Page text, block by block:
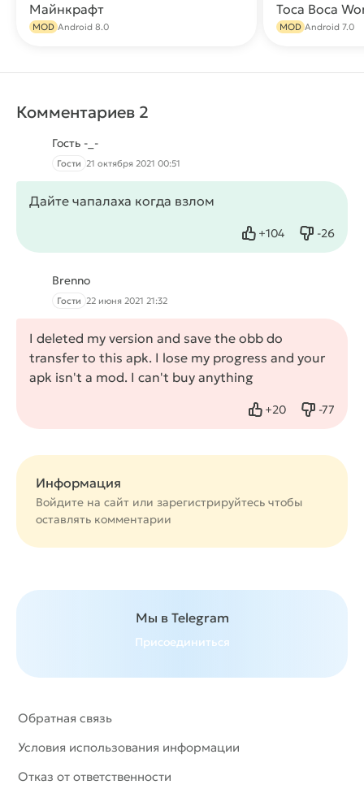
Майнкрафт
MOD Android 8.0
Toca Boca
MOD Android 7.0
Комментариев 2
Гость -_-
Гости 21 октября 2021 00:51
Дайте чапалаха когда взлом
+104
Нравится -26
Не
Brenno
Гости 22 июня 2021 21:32
I deleted my version and save the obb do
transfer to this apk. I lose my progress and your
apk isn't a mod. I can't buy anything
+20
Нравится -77
Не
Информация
Войдите на сайт или зарегистрируйтесь чтобы
оставлять комментарии
Мы в Telegram
Присоединиться
Обратная связь
Условия использования информации
Отказ от ответственности